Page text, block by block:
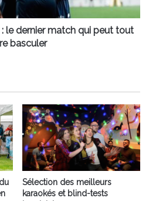
le dernier match qui peut tout
basculer
Sélection des meilleurs
karaokés et blind-tests